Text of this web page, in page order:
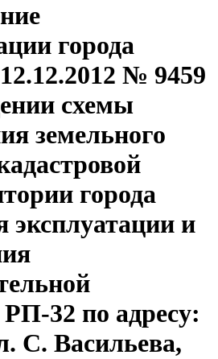
города
№ 9459
схемы
земельного
города
эксплуатации и
32 по адресу:
С. Васильева,